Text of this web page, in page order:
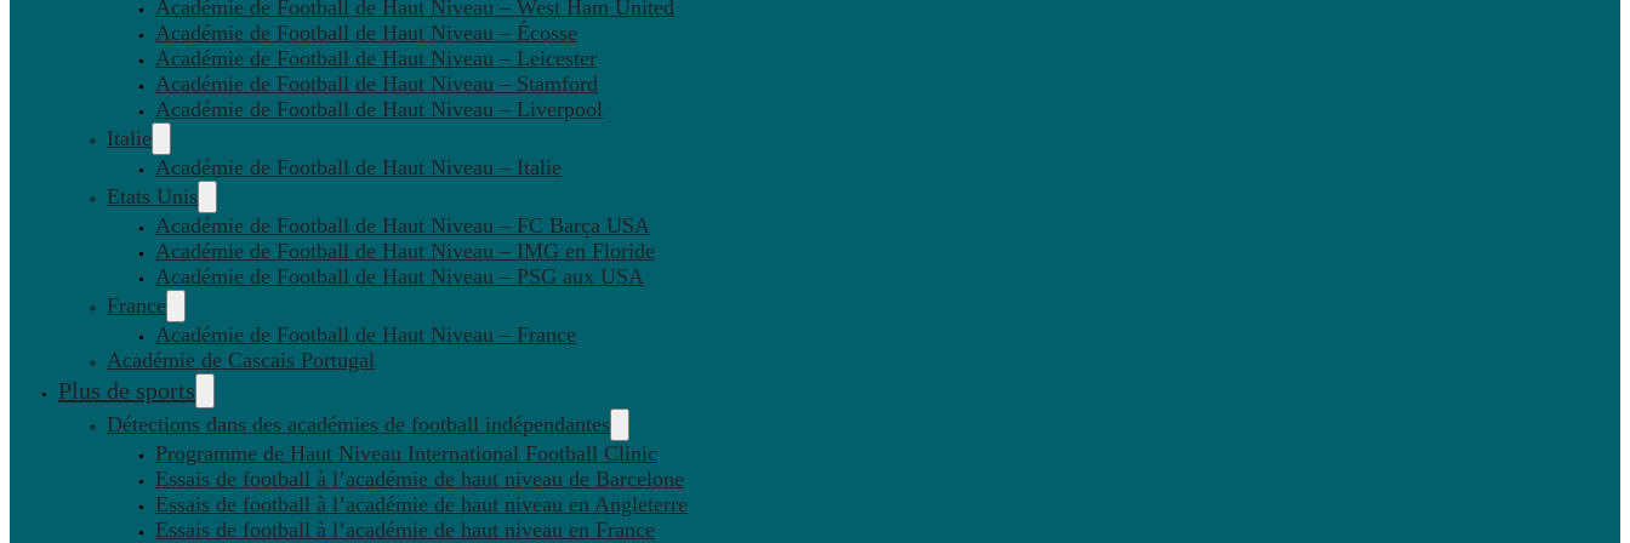
Académie de Football de Haut Niveau – West Ham United
Académie de Football de Haut Niveau – Écosse
Académie de Football de Haut Niveau – Leicester
Académie de Football de Haut Niveau – Stamford
Académie de Football de Haut Niveau – Liverpool
Italie
Académie de Football de Haut Niveau – Italie
Etats Unis
Académie de Football de Haut Niveau – FC Barça USA
Académie de Football de Haut Niveau – IMG en Floride
Académie de Football de Haut Niveau – PSG aux USA
France
Académie de Football de Haut Niveau – France
Académie de Cascais Portugal
Plus de sports
Détections dans des académies de football indépendantes
Programme de Haut Niveau International Football Clinic
Essais de football à l’académie de haut niveau de Barcelone
Essais de football à l’académie de haut niveau en Angleterre
Essais de football à l’académie de haut niveau en France